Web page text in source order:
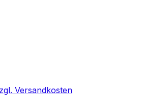
Versandkosten